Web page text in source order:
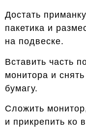
Достать
пакетика и
на подвеске.
Вставить часть
монитора и
бумагу.
Сложить
и прикрепить ко